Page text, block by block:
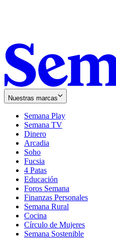
Nuestras marcas
Semana Play
Semana TV
Dinero
Arcadia
Soho
in
new
window
Fucsia
in
new
window
4 Patas
Educación
Foros Semana
Finanzas Personales
Semana Rural
Cocina
Círculo de Mujeres
Semana Sostenible